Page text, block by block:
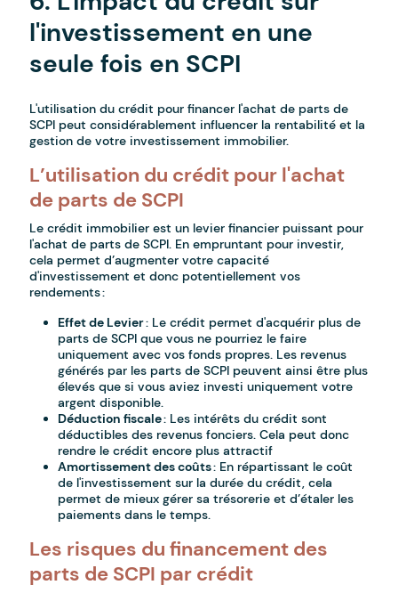
l'investissement en une
seule fois en SCPI
L'utilisation du crédit pour financer l'achat de parts de
SCPI peut considérablement influencer la rentabilité et la
gestion de votre investissement immobilier.
L’utilisation du crédit pour l'achat
de parts de SCPI
Le crédit immobilier est un levier financier puissant pour
l'achat de parts de SCPI. En empruntant pour investir,
cela permet d’augmenter votre capacité
d'investissement et donc potentiellement vos
rendements :
Effet de Levier: Le crédit permet d'acquérir plus de
parts de SCPI que vous ne pourriez le faire
uniquement avec vos fonds propres. Les revenus
générés par les parts de SCPI peuvent ainsi être plus
élevés que si vous aviez investi uniquement votre
argent disponible.
Déduction fiscale: Les intérêts du crédit sont
déductibles des revenus fonciers. Cela peut donc
rendre le crédit encore plus attractif
Amortissement des coûts: En répartissant le coût
de l'investissement sur la durée du crédit, cela
permet de mieux gérer sa trésorerie et d’étaler les
paiements dans le temps.
Les risques du financement des
parts de SCPI par crédit